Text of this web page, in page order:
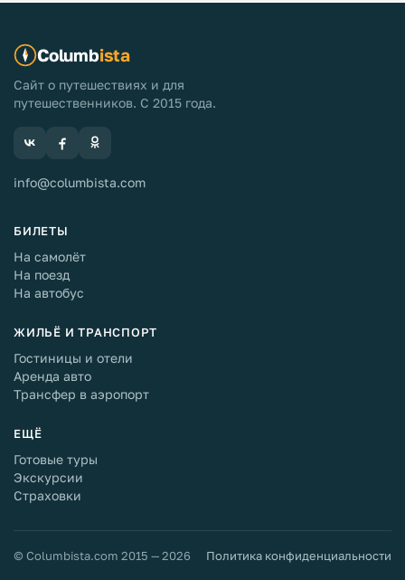
Columbista
Сайт о путешествиях и для
путешественников. С 2015 года.
info@columbista.com
БИЛЕТЫ
На самолёт
На поезд
На автобус
ЖИЛЬЁ И ТРАНСПОРТ
Гостиницы и отели
Аренда авто
Трансфер в аэропорт
ЕЩЁ
Готовые туры
Экскурсии
Страховки
© Columbista.com 2015 — 2026 Политика конфиденциальности